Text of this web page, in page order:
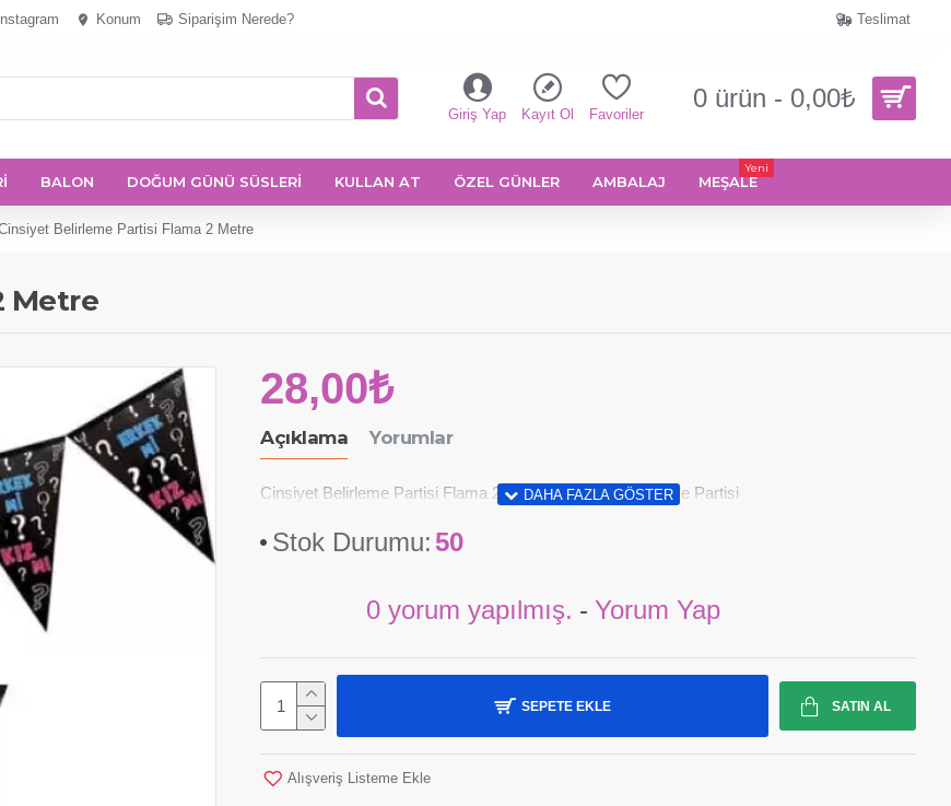
Instagram Konum Siparişim Nerede? Teslimat
Giriş Yap Kayıt Ol Favoriler
0 ürün - 0,00₺
BALON DOĞUM GÜNÜ SÜSLERİ KULLAN AT ÖZEL GÜNLER AMBALAJ MEŞALE
Yeni
Belirleme Partisi Flama 2 Metre
Metre
Açıklama Yorumlar
Cinsiyet Belirleme Partisi Flama 2 Metre - Cinsiyet Belirleme Partisi
Stok Durumu: 50
0 yorum yapılmış. - Yorum Yap
28,00₺
SEPETE EKLE SATIN AL
Alışveriş Listeme Ekle